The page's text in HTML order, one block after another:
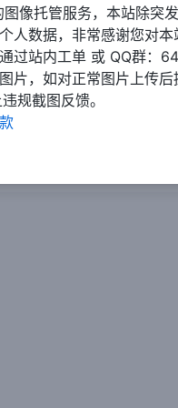
码？没关系。输入您的电子
发送密码重置链接，让您重
像托管服务，本站除突
人数据，非常感谢您对本
过站内工单 或 QQ群：
片，如对正常图片上传后
规截图反馈。